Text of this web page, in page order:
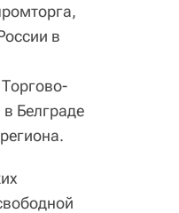
в
Белграде